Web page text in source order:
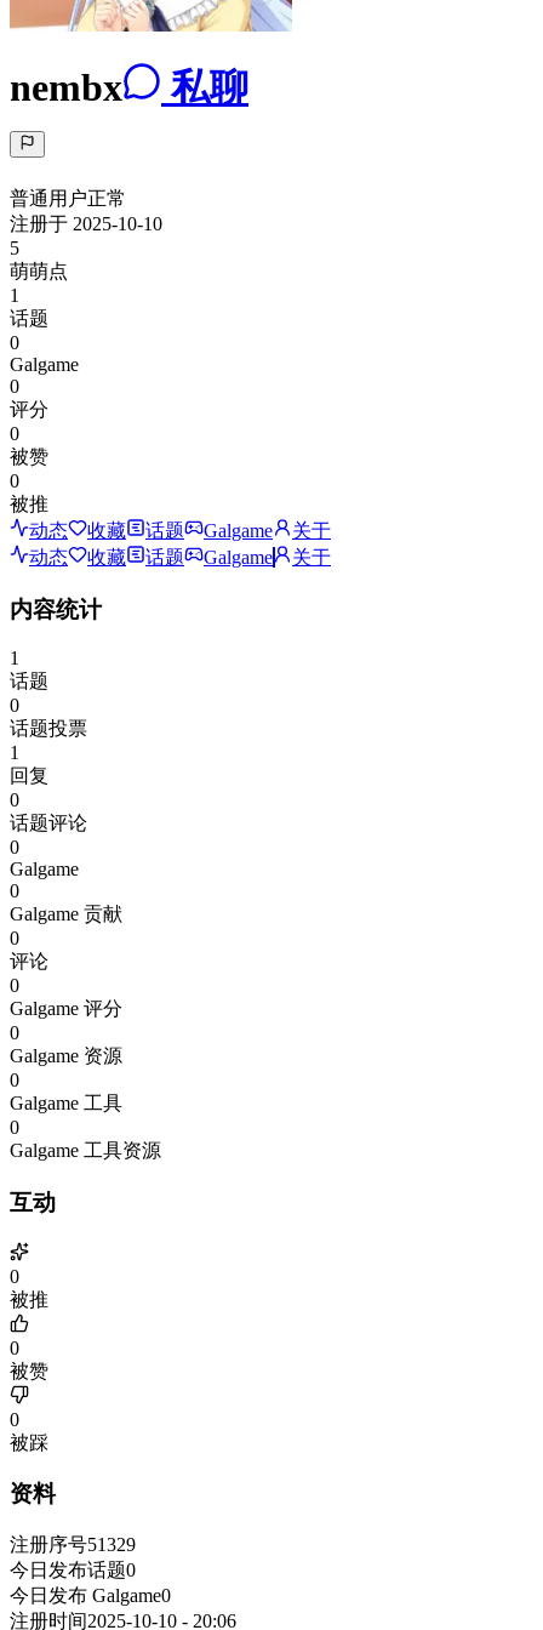
nembx 私聊
普通用户正常
注册于 2025-10-10
5
萌萌点
1
话题
0
Galgame
0
评分
0
被赞
0
被推
动态
收藏 话题 Galgame
关于
动态
收藏 话题 Galgame 关于
内容统计
1
话题
0
话题投票
1
回复
0
话题评论
0
Galgame
0
Galgame 贡献
0
评论
0
Galgame 评分
0
Galgame 资源
0
Galgame 工具
0
Galgame 工具资源
互动
0
被推
0
被赞
0
被踩
资料
注册序号51329
今日发布话题0
今日发布 Galgame0
注册时间2025-10-10 - 20:06